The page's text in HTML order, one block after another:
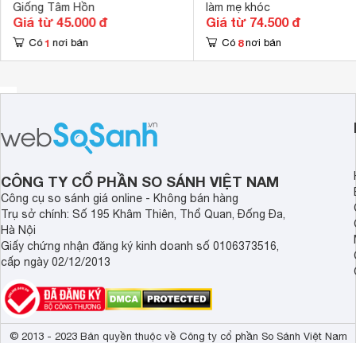
Giống Tâm Hồn
Giá từ 45.000 đ
Có 1 nơi bán
làm mẹ khóc
Giá từ 74.500 đ
Có 8 nơi bán
CÔNG TY CỔ PHẦN SO SÁNH VIỆT NAM
Công cụ so sánh giá online - Không bán hàng
Trụ sở chính: Số 195 Khâm Thiên, Thổ Quan, Đống Đa,
Hà Nội
Giấy chứng nhận đăng ký kinh doanh số 0106373516,
cấp ngày 02/12/2013
© 2013 - 2023 Bản quyền thuộc về Công ty cổ phần So Sánh Việt Nam